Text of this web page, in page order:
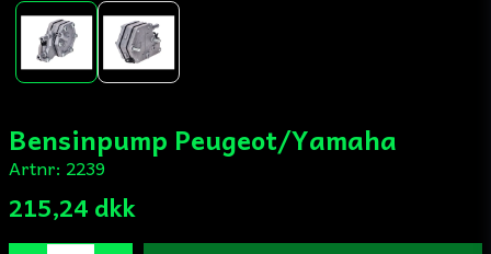
Bensinpump Peugeot/Yamaha
Artnr: 2239
215,24 dkk